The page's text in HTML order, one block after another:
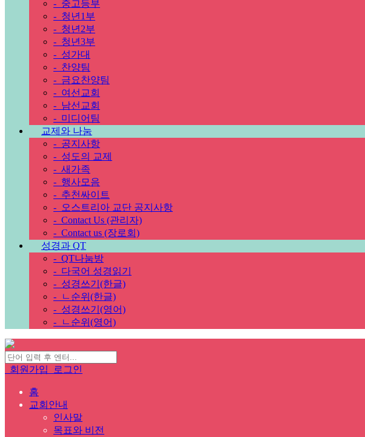
- 중고등부
- 청년1부
- 청년2부
- 청년3부
- 성가대
- 찬양팀
- 금요찬양팀
- 여선교회
- 남선교회
- 미디어팀
교제와 나눔
- 공지사항
- 성도의 교제
- 새가족
- 행사모음
- 추천싸이트
- 오스트리아 교단 공지사항
- Contact Us (관리자)
- Contact us (장로회)
성경과 QT
- QT나눔방
- 다국어 성경읽기
- 성경쓰기(한글)
-
ㄴ순위(한글)
- 성경쓰기(영어)
-
ㄴ순위(영어)
회원가입 로그인
홈
교회안내
인사말
목표와 비전